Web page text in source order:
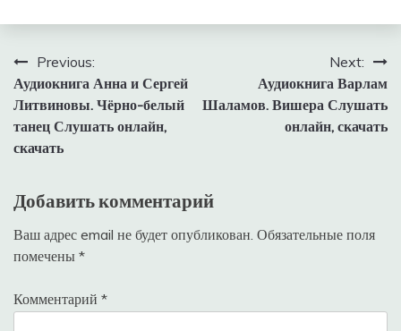
Навигация
по
записям
Previous:
Аудиокнига Анна и Сергей
Литвиновы. Чёрно-белый
танец Слушать онлайн,
скачать
Next:
Аудиокнига Варлам
Шаламов. Вишера Слушать
онлайн, скачать
Добавить комментарий
Ваш адрес email не будет опубликован. Обязательные поля
помечены *
Комментарий *